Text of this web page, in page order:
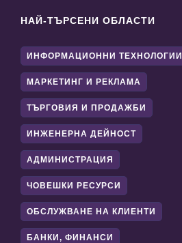
НАЙ-ТЪРСЕНИ ОБЛАСТИ
ИНФОРМАЦИОННИ ТЕХНОЛОГИИ
МАРКЕТИНГ И РЕКЛАМА
ТЪРГОВИЯ И ПРОДАЖБИ
ИНЖЕНЕРНА ДЕЙНОСТ
АДМИНИСТРАЦИЯ
ЧОВЕШКИ РЕСУРСИ
ОБСЛУЖВАНЕ НА КЛИЕНТИ
БАНКИ, ФИНАНСИ